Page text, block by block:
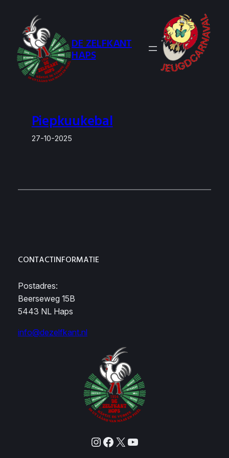
inhoud
DE ZELFKANT
HAPS
Piepkuukebal
27-10-2025
CONTACTINFORMATIE
Postadres:
Beerseweg 15B
5443 NL Haps
info@dezelfkant.nl
InstagramFacebook X YouTube